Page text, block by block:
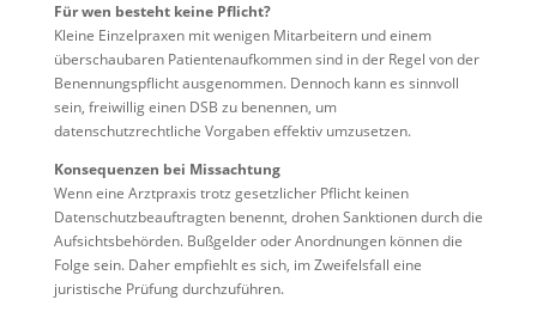
Für wen besteht keine Pflicht?
Kleine Einzelpraxen mit wenigen Mitarbeitern und einem
überschaubaren Patientenaufkommen sind in der Regel von der
Benennungspflicht ausgenommen. Dennoch kann es sinnvoll
sein, freiwillig einen DSB zu benennen, um
datenschutzrechtliche Vorgaben effektiv umzusetzen.
Konsequenzen bei Missachtung
Wenn eine Arztpraxis trotz gesetzlicher Pflicht keinen
Datenschutzbeauftragten benennt, drohen Sanktionen durch die
Aufsichtsbehörden. Bußgelder oder Anordnungen können die
Folge sein. Daher empfiehlt es sich, im Zweifelsfall eine
juristische Prüfung durchzuführen.